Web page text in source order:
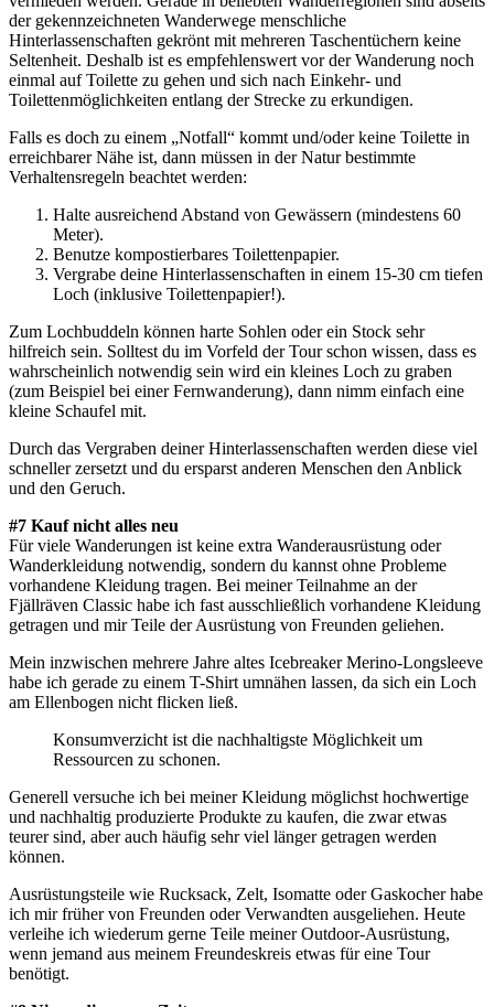
der gekennzeichneten Wanderwege menschliche
Hinterlassenschaften gekrönt mit mehreren Taschentüchern keine
Seltenheit. Deshalb ist es empfehlenswert vor der Wanderung noch
einmal auf Toilette zu gehen und sich nach Einkehr- und
Toilettenmöglichkeiten entlang der Strecke zu erkundigen.
Falls es doch zu einem „Notfall“ kommt und/oder keine Toilette in
erreichbarer Nähe ist, dann müssen in der Natur bestimmte
Verhaltensregeln beachtet werden:
Halte ausreichend Abstand von Gewässern (mindestens 60
Meter).
Benutze kompostierbares Toilettenpapier.
Vergrabe deine Hinterlassenschaften in einem 15-30 cm tiefen
Loch (inklusive Toilettenpapier!).
Zum Lochbuddeln können harte Sohlen oder ein Stock sehr
hilfreich sein. Solltest du im Vorfeld der Tour schon wissen, dass es
wahrscheinlich notwendig sein wird ein kleines Loch zu graben
(zum Beispiel bei einer Fernwanderung), dann nimm einfach eine
kleine Schaufel mit.
Durch das Vergraben deiner Hinterlassenschaften werden diese viel
schneller zersetzt und du ersparst anderen Menschen den Anblick
und den Geruch.
#7 Kauf nicht alles neu
Für viele Wanderungen ist keine extra Wanderausrüstung oder
Wanderkleidung notwendig, sondern du kannst ohne Probleme
vorhandene Kleidung tragen. Bei meiner Teilnahme an der
Fjällräven Classic habe ich fast ausschließlich vorhandene Kleidung
getragen und mir Teile der Ausrüstung von Freunden geliehen.
Mein inzwischen mehrere Jahre altes Icebreaker Merino-Longsleeve
habe ich gerade zu einem T-Shirt umnähen lassen, da sich ein Loch
am Ellenbogen nicht flicken ließ.
Konsumverzicht ist die nachhaltigste Möglichkeit um
Ressourcen zu schonen.
Generell versuche ich bei meiner Kleidung möglichst hochwertige
und nachhaltig produzierte Produkte zu kaufen, die zwar etwas
teurer sind, aber auch häufig sehr viel länger getragen werden
können.
Ausrüstungsteile wie Rucksack, Zelt, Isomatte oder Gaskocher habe
ich mir früher von Freunden oder Verwandten ausgeliehen. Heute
verleihe ich wiederum gerne Teile meiner Outdoor-Ausrüstung,
wenn jemand aus meinem Freundeskreis etwas für eine Tour
benötigt.